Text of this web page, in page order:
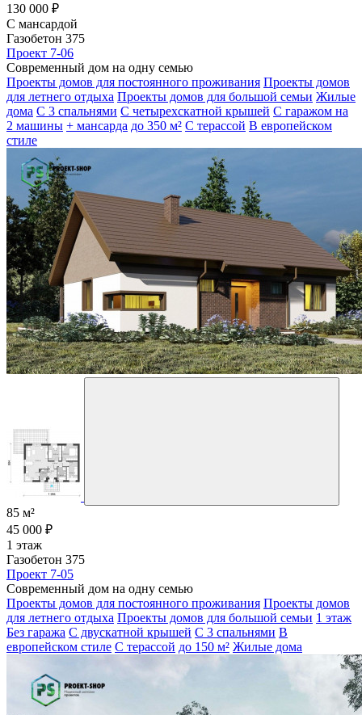
130 000 ₽
С мансардой
Газобетон 375
Проект 7-06
Современный дом на одну семью
Проекты домов для постоянного проживания Проекты домов
для летнего отдыха Проекты домов для большой семьи Жилые
дома С 3 спальнями С четырехскатной крышей С гаражом на
2 машины + мансарда до 350 м² С терассой В европейском
стиле
85 м²
45 000 ₽
1 этаж
Газобетон 375
Проект 7-05
Современный дом на одну семью
Проекты домов для постоянного проживания Проекты домов
для летнего отдыха Проекты домов для большой семьи 1 этаж
Без гаража С двускатной крышей С 3 спальнями В
европейском стиле С терассой до 150 м² Жилые дома